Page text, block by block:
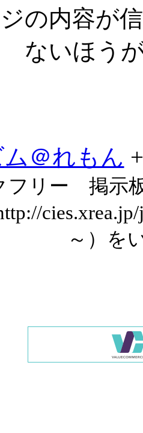
の内容が
ないほう
＠れもん
フリー 掲示
～）を